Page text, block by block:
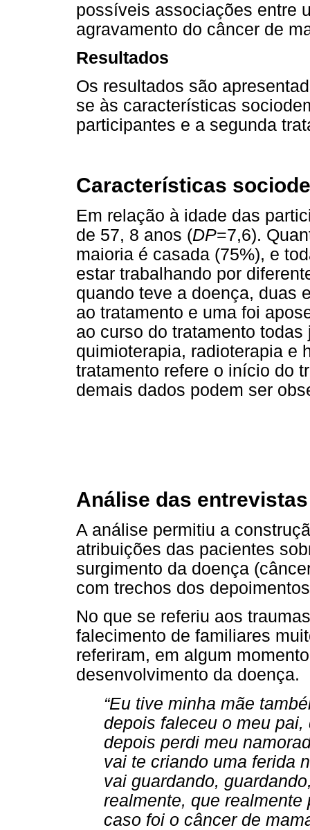
possíveis associações entre
agravamento do câncer de
Resultados
Os resultados são
se às características
participantes e a segunda
Características
Em relação à idade das
de 57, 8 anos (DP=7,6).
maioria é casada (75%), e
estar trabalhando por
quando teve a doença, duas
ao tratamento e uma foi
ao curso do tratamento
quimioterapia, radioterapia e
tratamento refere o início do
demais dados podem ser
Análise das entrevistas
A análise permitiu a
atribuições das pacientes
surgimento da doença
com trechos dos
No que se referiu aos
falecimento de familiares
referiram, em algum
desenvolvimento da doença.
“Eu tive minha mãe
depois faleceu o meu
depois perdi meu
vai te criando uma ferida
vai guardando,
realmente, que
caso foi o câncer de